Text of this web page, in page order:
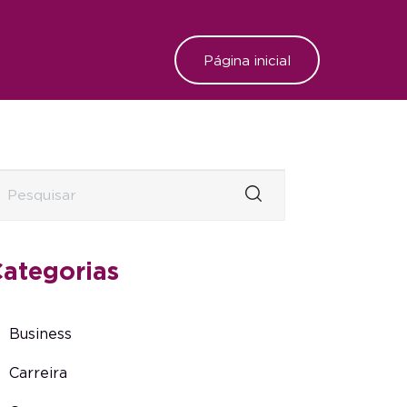
Página inicial
Business
Carreira